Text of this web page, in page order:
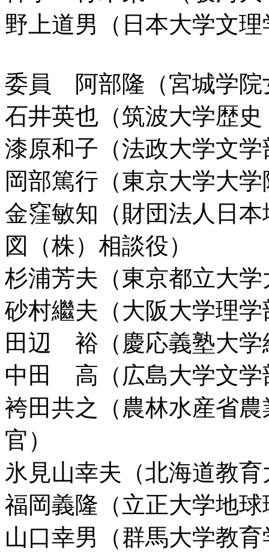
野上道男（日本大学文
委員 阿部隆（宮城学院
石井英也（筑波大学歴
漆原和子（法政大学文
岡部篤行（東京大学大
金窪敏知（財団法人日
図（株）相談役）
杉浦芳夫（東京都立大
砂村繼夫（大阪大学理
田辺 裕（慶応義塾大学
中田 高（広島大学文学
袴田共之（農林水産省
官）
氷見山幸夫（北海道教
福岡義隆（立正大学地
山口幸男（群馬大学教